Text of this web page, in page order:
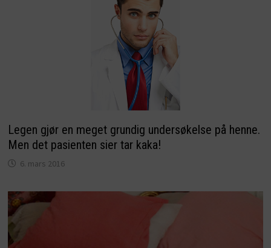
Legen gjør en meget grundig undersøkelse på henne.
Men det pasienten sier tar kaka!
6. mars 2016